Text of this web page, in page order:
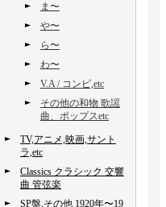
ま〜
や〜
ら〜
わ〜
V.A / コンピ,etc
その他の和物 歌謡
曲、ポップスetc
TV,アニメ,映画,サント
ラ,etc
Classics クラシック 交響
曲 管弦楽
SP盤,その他 1920年〜19